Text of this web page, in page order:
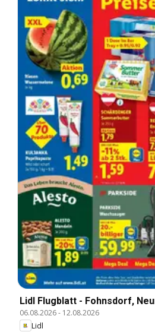
Lidl Flugblatt - Fohnsdorf,
06.08.2026- 12.08.2026
Lidl